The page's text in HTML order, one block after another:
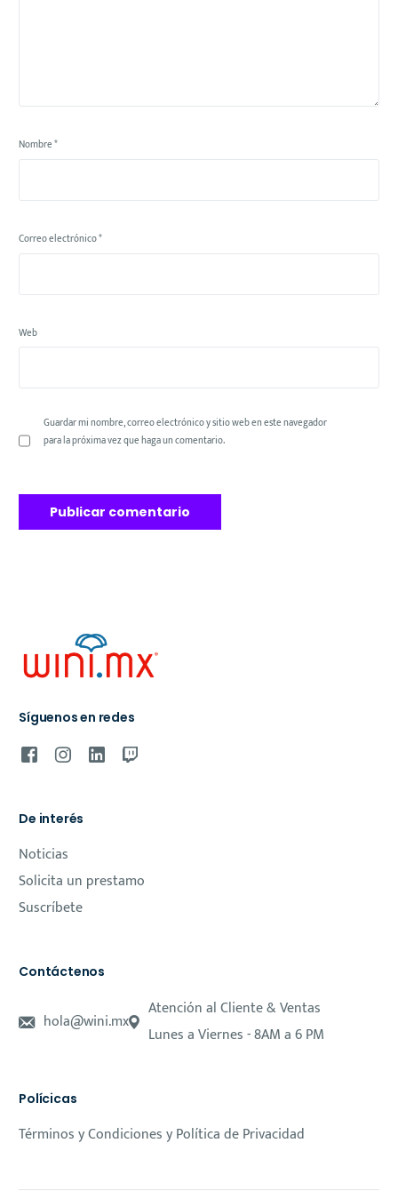
Nombre*
Correo electrónico*
Web
Guardar mi nombre, correo electrónico y sitio web en este navegador
para la próxima vez que haga un comentario.
Síguenos en redes
De interés
Noticias
Solicita un prestamo
Suscríbete
Contáctenos
hola@wini.mx
Atención al Cliente & Ventas
Lunes a Viernes - 8AM a 6 PM
Polícicas
Términos y Condiciones y Política de Privacidad